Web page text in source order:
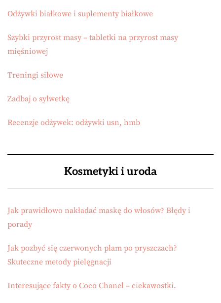
Odżywki białkowe i suplementy białkowe
Szybki przyrost masy – tabletki na przyrost masy
mięśniowej
Treningi siłowe
Zadbaj o sylwetkę
Recenzje odżywek: odżywki usn, hmb
Kosmetyki i uroda
Jak prawidłowo nakładać maskę do włosów? Błędy i
porady
Jak pozbyć się czerwonych plam po pryszczach?
Skuteczne metody pielęgnacji
Interesujące fakty o Coco Chanel – ciekawostki.